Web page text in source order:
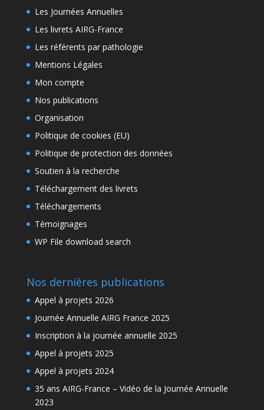
Les Journées Annuelles
Les livrets AIRG-France
Les référents par pathologie
Mentions Légales
Mon compte
Nos publications
Organisation
Politique de cookies (EU)
Politique de protection des données
Soutien à la recherche
Téléchargement des livrets
Téléchargements
Témoignages
WP File download search
Nos dernières publications
Appel à projets 2026
Journée Annuelle AIRG France 2025
Inscription à la journée annuelle 2025
Appel à projets 2025
Appel à projets 2024
35 ans AIRG-France – Vidéo de la Journée Annuelle
2023